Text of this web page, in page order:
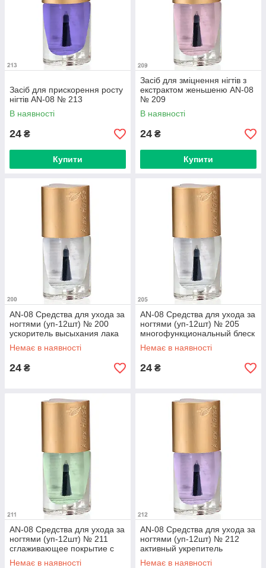
Засіб для прискорення росту
нігтів AN-08 № 213
В наявності
24 ₴
Купити
Засіб для зміцнення нігтів з
екстрактом женьшеню AN-08
№ 209
В наявності
24 ₴
Купити
AN-08 Средства для ухода за
ногтями (уп-12шт) № 200
ускоритель высыхания лака
Немає в наявності
24 ₴
AN-08 Средства для ухода за
ногтями (уп-12шт) № 205
многофункциональный блеск
Немає в наявності
24 ₴
AN-08 Средства для ухода за
ногтями (уп-12шт) № 211
сглаживающее покрытие с
блеском
Немає в наявності
AN-08 Средства для ухода за
ногтями (уп-12шт) № 212
активный укрепитель
Немає в наявності